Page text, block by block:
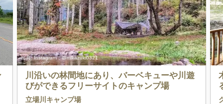
出典:Instagram：@mikazuki0321
川沿いの林間地にあり、バーベキューや川遊
びができるフリーサイトのキャンプ場
立場川キャンプ場